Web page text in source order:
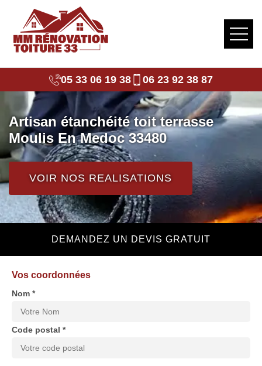
05 33 06 19 38 06 23 92 38 87
Artisan étanchéité toit terrasse
Moulis En Medoc 33480
VOIR NOS REALISATIONS
DEMANDEZ UN DEVIS GRATUIT
Vos coordonnées
Nom *
Code postal *